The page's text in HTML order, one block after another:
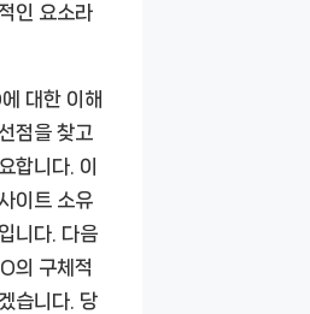
인 요소라
대한 이해
점을 찾고
합니다. 이
이트 소유
니다. 다음
의 구체적
습니다. 당